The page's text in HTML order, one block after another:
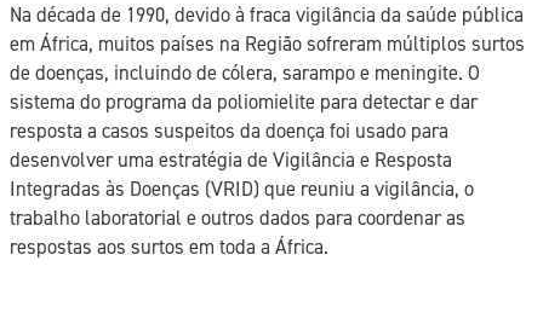
Na década de 1990, devido à fraca vigilância da saúde pública
em África, muitos países na Região sofreram múltiplos surtos
de doenças, incluindo de cólera, sarampo e meningite. O
sistema do programa da poliomielite para detectar e dar
resposta a casos suspeitos da doença foi usado para
desenvolver uma estratégia de Vigilância e Resposta
Integradas às Doenças (VRID) que reuniu a vigilância, o
trabalho laboratorial e outros dados para coordenar as
respostas aos surtos em toda a África.